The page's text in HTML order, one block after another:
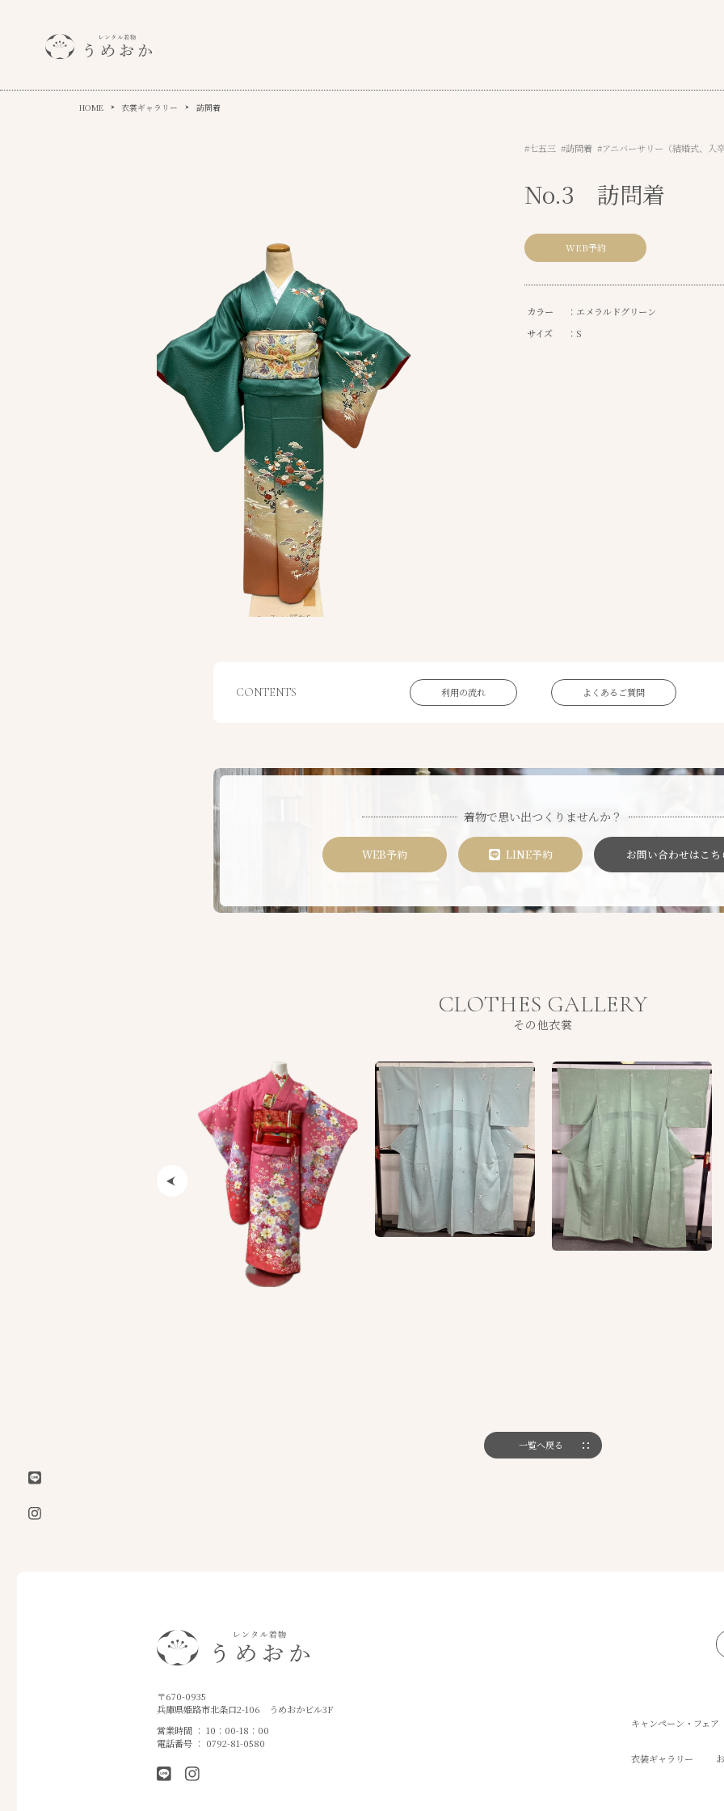
HOME 衣裳ギャラリー 訪問着
#七五三 #訪問着 #アニバーサリー（結婚式、入
No.3 訪問着
WEB予約
カラー
：エメラルドグリーン
サイズ
：S
CONTENTS 利用の流れ よくあるご質問
着物で思い出つくりませんか？
WEB予約 LINE予約 お問い合わせはこち
CLOTHES GALLERY
その他衣裳
Previous
一覧へ戻る
〒670-0935
兵庫県姫路市北条口2-106
うめおかビル3F
営業時間 ： 10：00-18：00
電話番号 ： 0792-81-0580
キャンペーン・フェア
衣装ギャラリー